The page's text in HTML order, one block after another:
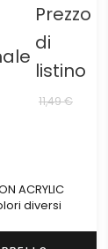
ACRYLIC
diversi
Prezzo
di
listino
11,49 €